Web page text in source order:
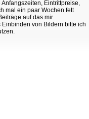
Eintrittpreise,
mal ein paar Wochen fett
auf das mir
von Bildern bitte ich